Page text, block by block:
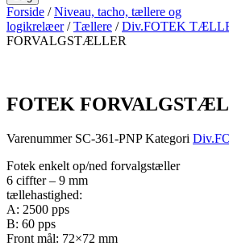
Forside /Niveau, tacho, tællere og
logikrelæer/Tællere /Div.FOTEK
FORVALGSTÆLLER
FOTEK
Varenummer SC-361-PNPKategori
Fotek enkelt op/ned forvalgstæller
6 ciffter – 9 mm
tællehastighed:
A: 2500 pps
B: 60 pps
Front mål: 72×72 mm